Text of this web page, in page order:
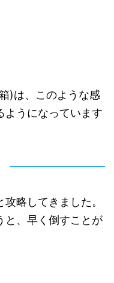
)は、このような感
ようになっています
略してきました。
と、早く倒すことが